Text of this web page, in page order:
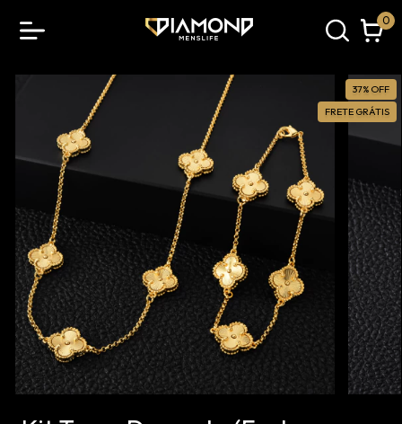
0
37% OFF
FRETE GRÁTIS